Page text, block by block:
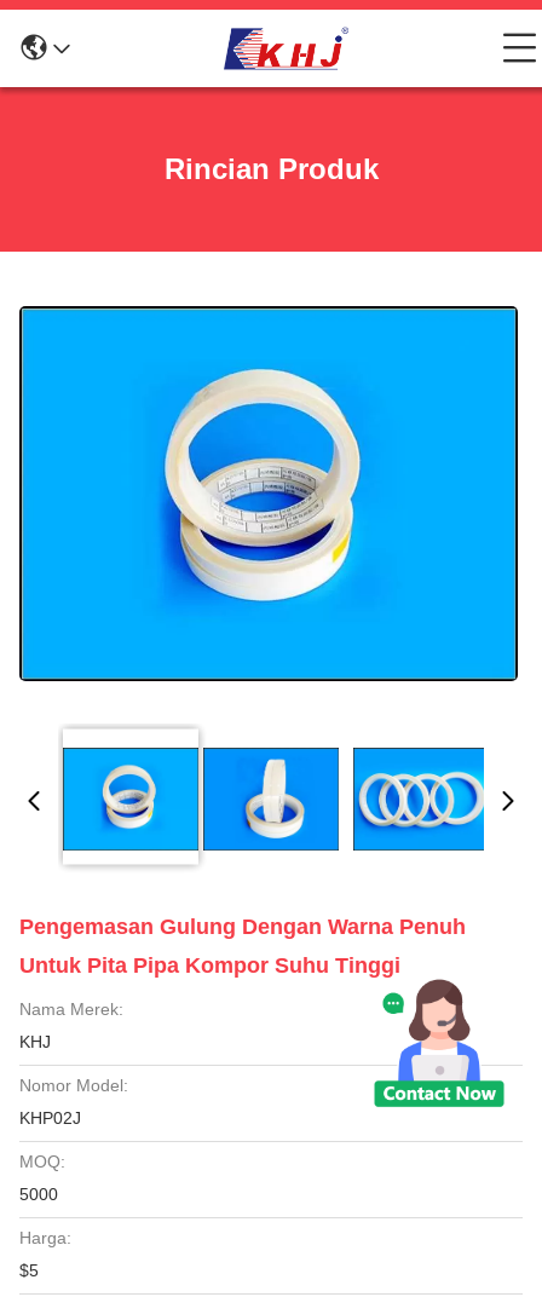
Rincian Produk
Pengemasan Gulung Dengan Warna Penuh
Untuk Pita Pipa Kompor Suhu Tinggi
Nama Merek:
KHJ
Nomor Model:
KHP02J
MOQ:
5000
Harga:
$5